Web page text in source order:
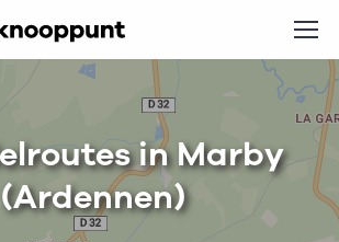
in Marby
(Ardennen)